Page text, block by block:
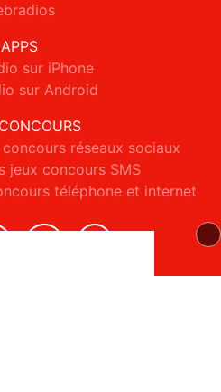
APPS
sur iPhone
sur Android
réseaux sociaux
jeux concours SMS
téléphone et internet